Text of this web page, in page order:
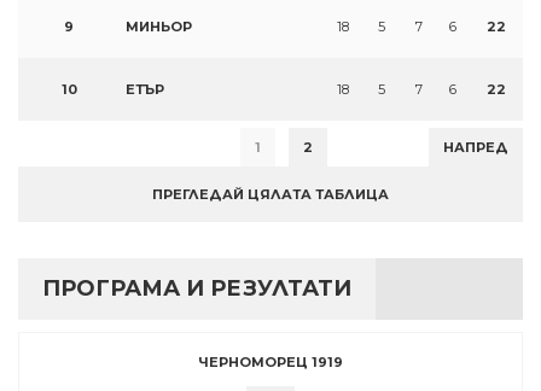
9 МИНЬОР 18 5 7 6 22
10 ЕТЪР 18 5 7 6 22
1 2 НАПРЕД
ПРЕГЛЕДАЙ ЦЯЛАТА ТАБЛИЦА
ПРОГРАМА И РЕЗУЛТАТИ
ЧЕРНОМОРЕЦ 1919